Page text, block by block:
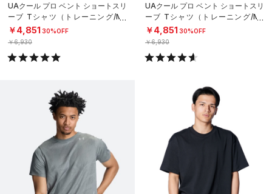
UAクール プロ ベント ショートスリ
ーブ Tシャツ（トレーニング/ME
N）
￥4,851 30%OFF
￥6,930
UAクール プロ ベント ショートスリ
ーブ Tシャツ（トレーニング/ME
N）
￥4,851 30%OFF
￥6,930